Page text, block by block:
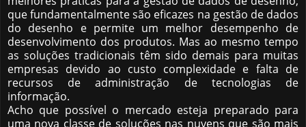
que fundamentalmente são eficazes na gestão de dados
do desenho e permite um melhor desempenho de
desenvolvimento dos produtos. Mas ao mesmo tempo
as soluções tradicionais têm sido demais para muitas
empresas devido ao custo complexidade e falta de
recursos de administração de tecnologias de
informação.
Acho que possível o mercado esteja preparado para
uma nova classe de soluções nas nuvens que são mais